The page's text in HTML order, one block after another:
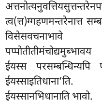
त्व(त्त)ग्गहणमन्तरेनात्त
विसेसवचनाभावे
ईयस्स परसम्बन्धिन्यपि
ईयस्सानभिधानाति भावो.